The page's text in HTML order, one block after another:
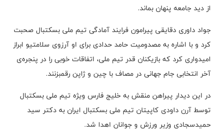
از دید جامعه پنهان بماند.
جواد داوری دقایقی پیرامون فرایند آمادگی تیم ملی بسکتبال صحبت
کرد و با اشاره به مصدومیت حامد حدادی برای او آرزوی سلامتیو ابراز
امیدواری کرد که بازیکنان قدر تیم ملی، اتفاقات خوبی را در پنجره‌ی
آخر انتخابی جام جهانی در مصاف با چین و ژاپن رقمبزنند.
در این دیدار پیراهن منقش به خلیج فارس ویژه تیم ملی بسکتبال
توسط آرن داودی کاپیتان تیم ملی بسکتبال ایران به دکتر سید
حمیدسجادی وزیر ورزش و جوانان اهدا شد.